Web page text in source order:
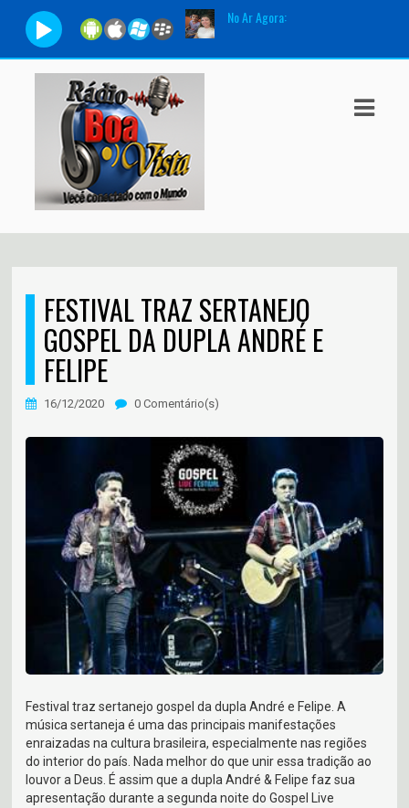
No Ar Agora:
FESTIVAL TRAZ SERTANEJO
GOSPEL DA DUPLA ANDRÉ E
FELIPE
16/12/2020 0 Comentário(s)
Festival traz sertanejo gospel da dupla André e Felipe. A
música sertaneja é uma das principais manifestações
enraizadas na cultura brasileira, especialmente nas regiões
do interior do país. Nada melhor do que unir essa tradição ao
louvor a Deus. É assim que a dupla André & Felipe faz sua
apresentação durante a segunda noite do Gospel Live